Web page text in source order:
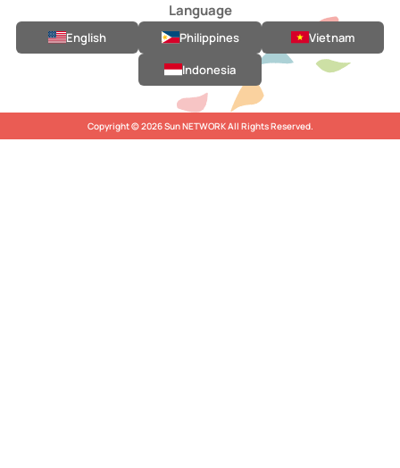
Language
English Philippines
Vietnam
Indonesia
Copyright © 2026 Sun NETWORK All Rights Reserved.